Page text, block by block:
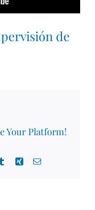
de
Your Platform!
TumblrXing Email